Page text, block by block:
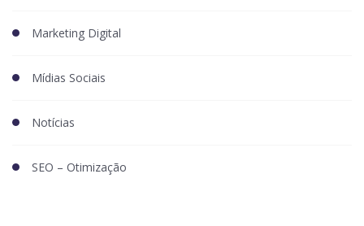
Marketing Digital
Mídias Sociais
Notícias
SEO – Otimização